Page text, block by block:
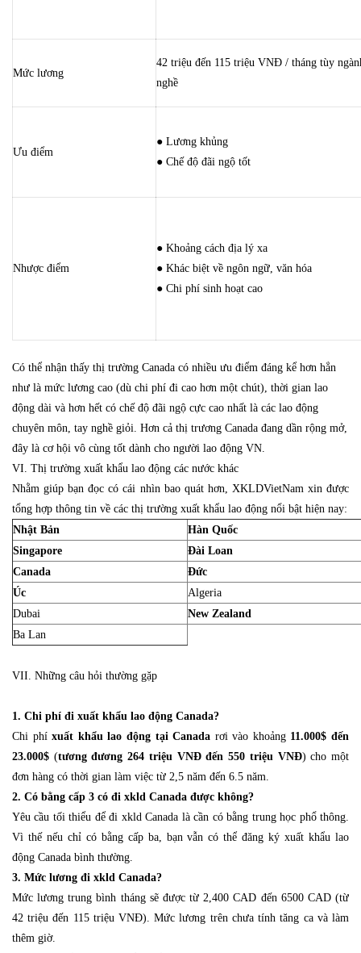
Mức lương
42 triệu đến 115 triệu VNĐ / tháng tùy
nghề
Ưu điểm
● Lương khủng
● Chế độ đãi ngộ tốt
Nhược điểm
● Khoảng cách địa lý xa
● Khác biệt về ngôn ngữ, văn hóa
● Chi phí sinh hoạt cao
Có thể nhận thấy thị trường Canada có nhiều ưu điểm đáng kể hơn hẳn
như là mức lương cao (dù chi phí đi cao hơn một chút), thời gian lao
động dài và hơn hết có chế độ đãi ngộ cực cao nhất là các lao động
chuyên môn, tay nghề giỏi. Hơn cả thị trương Canada đang dần rộng mở,
đây là cơ hội vô cùng tốt dành cho người lao động VN.
VI. Thị trường xuất khẩu lao động các nước khác
Nhằm giúp bạn đọc có cái nhìn bao quát hơn, XKLDVietNam xin được
tổng hợp thông tin về các thị trường xuất khẩu lao động nổi bật hiện nay:
Nhật Bản
Hàn Quốc
Singapore
Đài Loan
Canada
Đức
Úc
Algeria
Dubai
New Zealand
Ba Lan
VII. Những câu hỏi thường gặp
1. Chi phí đi xuất khẩu lao động Canada?
Chi phíxuất khẩu lao động tại Canada rơi vào khoảng 11.000$ đến
23.000$ (tương đương 264 triệu VNĐ đến 550 triệu VNĐ) cho một
đơn hàng có thời gian làm việc từ 2,5 năm đến 6.5 năm.
2. Có bằng cấp 3 có đi xkld Canada được không?
Yêu cầu tối thiểu để đi xkld Canada là cần có bằng trung học phổ thông.
Vì thế nếu chỉ có bằng cấp ba, bạn vẫn có thể đăng ký xuất khẩu lao
động Canada bình thường.
3. Mức lương đi xkld Canada?
Mức lương trung bình tháng sẽ được từ 2,400 CAD đến 6500 CAD (từ
42 triệu đến 115 triệu VNĐ). Mức lương trên chưa tính tăng ca và làm
thêm giờ.